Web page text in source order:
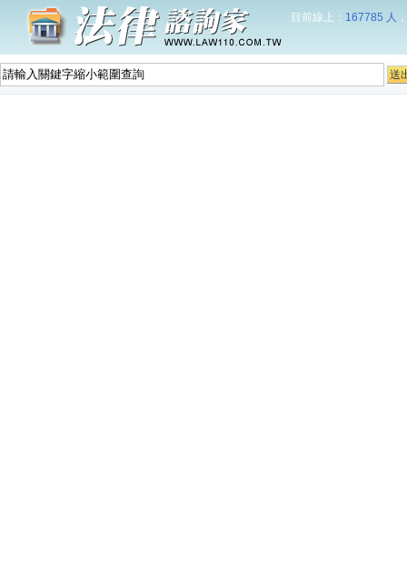
目前線上： 167785 人